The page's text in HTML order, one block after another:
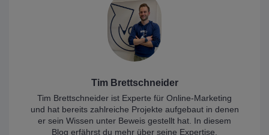
Tim Brettschneider
Tim Brettschneider ist Experte für Online-Marketing
und hat bereits zahlreiche Projekte aufgebaut in denen
er sein Wissen unter Beweis gestellt hat. In diesem
Blog erfährst du mehr über seine Expertise.